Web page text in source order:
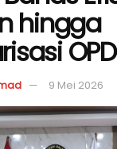
hingga
OPD
9 Mei 2026